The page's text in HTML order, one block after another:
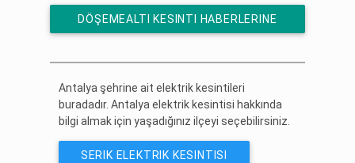
DÖŞEMEALTI KESINTI HABERLERINE
Antalya şehrine ait elektrik kesintileri
buradadır. Antalya elektrik kesintisi hakkında
bilgi almak için yaşadığınız ilçeyi seçebilirsiniz.
SERIK ELEKTRIK KESINTISI